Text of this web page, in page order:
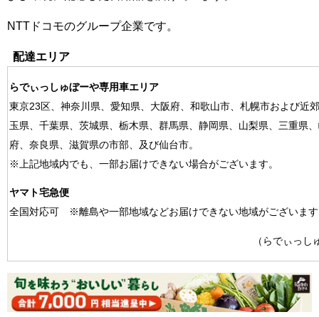
NTTドコモのグループ企業です。
配達エリア
らでぃっしゅぼーや専用車エリア
東京23区、神奈川県、愛知県、大阪府、和歌山市、札幌市および近
玉県、千葉県、茨城県、栃木県、群馬県、静岡県、山梨県、三重県
府、奈良県、滋賀県の市部、及び仙台市。
※上記地域内でも、一部お届けできない場合がございます。
ヤマト宅急便
全国対応可 ※離島や一部地域などお届けできない地域がございま
（らでぃっ